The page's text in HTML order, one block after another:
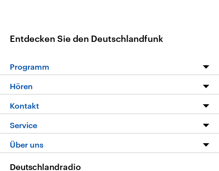
Entdecken Sie den Deutschlandfunk
Programm
Programm
Die Nachrichten
Nachrichtenleicht
Neue Beiträge auf dlf.de
Hören
Livestream
Podcasts
Deutschlandfunk App
Nachrichten App
Kontakt
Hörerservice
Service
FAQ
Über uns
Deutschlandradio